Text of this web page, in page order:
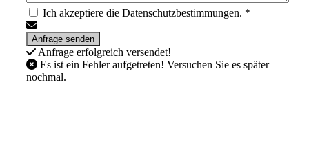
Ich akzeptiere die Datenschutzbestimmungen. *
Anfrage erfolgreich versendet!
Es ist ein Fehler aufgetreten! Versuchen Sie es später
nochmal.